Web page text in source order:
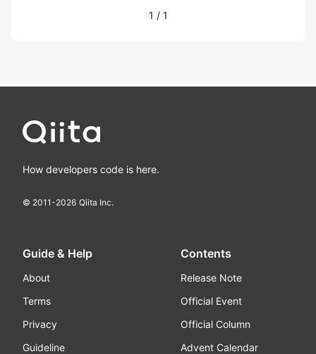
1 / 1
How developers code is here.
© 2011-2026 Qiita Inc.
Guide & Help
About
Terms
Privacy
Guideline
Contents
Release Note
Official Event
Official Column
Advent Calendar